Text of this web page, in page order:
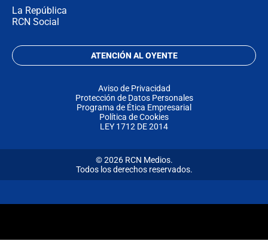
La República
RCN Social
ATENCIÓN AL OYENTE
Aviso de Privacidad
Protección de Datos Personales
Programa de Ética Empresarial
Política de Cookies
LEY 1712 DE 2014
© 2026 RCN Medios.
Todos los derechos reservados.